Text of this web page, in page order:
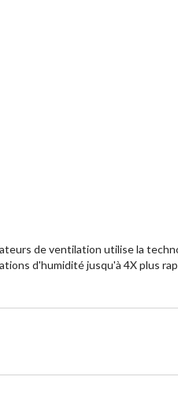
de ventilation utilise la
d'humidité jusqu'à 4X plus